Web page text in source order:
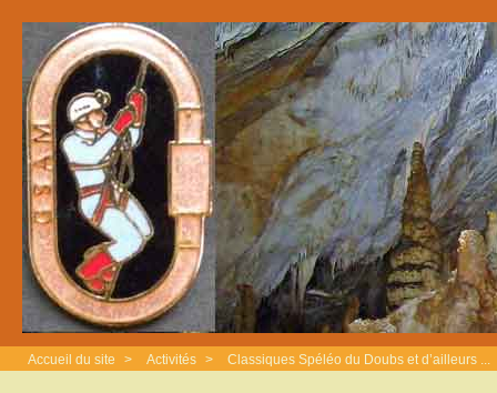
Accueil du site > Activités > Classiques Spéléo du Doubs et d’ailleurs ...